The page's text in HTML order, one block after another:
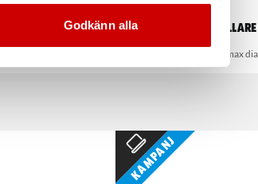
Godkänn alla
För flaskor med max
Kampanj